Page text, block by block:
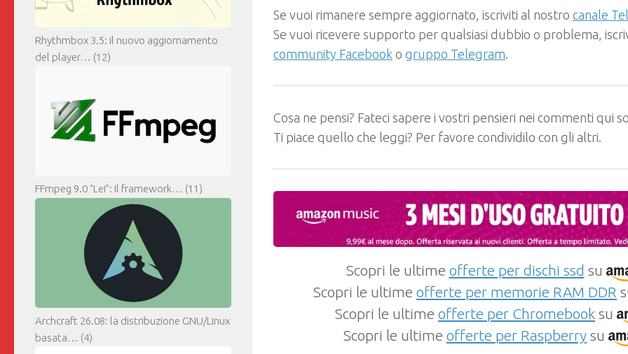
Se vuoi rimanere sempre aggiornato, iscriviti al nostro canale
Se vuoi ricevere supporto per qualsiasi dubbio o problema,
community Facebook o gruppo Telegram.
Cosa ne pensi? Fateci sapere i vostri pensieri nei commenti qui
Ti piace quello che leggi? Per favore condividilo con gli altri.
Scopri le ultime offerte per dischi ssd su
Scopri le ultime offerte per memorie RAM DDR
Scopri le ultime offerte per Chromebook su
Scopri le ultime offerte per Raspberry su
Rhythmbox 3.5: il nuovo aggiornamento
del player… (12)
FFmpeg 9.0 “Lei”: il framework… (11)
Archcraft 26.08: la distribuzione GNU/Linux
basata… (4)